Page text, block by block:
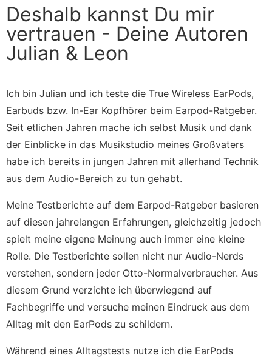
Deshalb kannst Du mir
vertrauen - Deine Autoren
Julian & Leon
Ich bin Julian und ich teste die True Wireless EarPods,
Earbuds bzw. In-Ear Kopfhörer beim Earpod-Ratgeber.
Seit etlichen Jahren mache ich selbst Musik und dank
der Einblicke in das Musikstudio meines Großvaters
habe ich bereits in jungen Jahren mit allerhand Technik
aus dem Audio-Bereich zu tun gehabt.
Meine Testberichte auf dem Earpod-Ratgeber basieren
auf diesen jahrelangen Erfahrungen, gleichzeitig jedoch
spielt meine eigene Meinung auch immer eine kleine
Rolle. Die Testberichte sollen nicht nur Audio-Nerds
verstehen, sondern jeder Otto-Normalverbraucher. Aus
diesem Grund verzichte ich überwiegend auf
Fachbegriffe und versuche meinen Eindruck aus dem
Alltag mit den EarPods zu schildern.
Während eines Alltagstests nutze ich die EarPods